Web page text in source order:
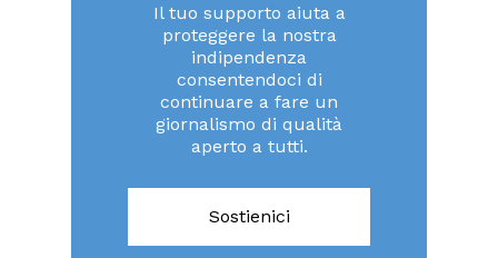
Il tuo supporto aiuta a
proteggere la nostra
indipendenza
consentendoci di
continuare a fare un
giornalismo di qualità
aperto a tutti.
Sostienici